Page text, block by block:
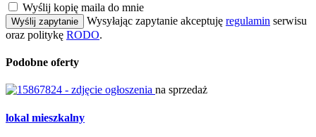
Wyślij kopię maila do mnie
Wyślij zapytanie Wysyłając zapytanie akceptuję regulamin serwisu
oraz politykę RODO.
Podobne oferty
na sprzedaż
lokal mieszkalny